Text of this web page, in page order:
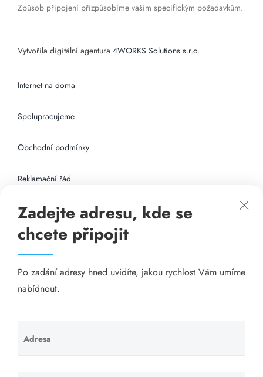
Způsob připojení přizpůsobíme vašim specifickým požadavkům.
Vytvořila digitální agentura 4WORKS Solutions s.r.o.
Internet na doma
Spolupracujeme
Obchodní podmínky
Reklamační řád
Připojení k internetu
Odkazy
Katalog A-seznam.cz
Visací zámky - TOKOZ
Zadejte adresu, kde se
chcete připojit
Po zadání adresy hned uvidíte, jakou rychlost Vám umíme
nabídnout.
Adresa
Ponechte
toto pole